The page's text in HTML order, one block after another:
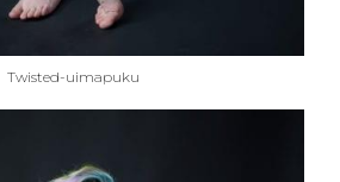
Twisted-uimapuku